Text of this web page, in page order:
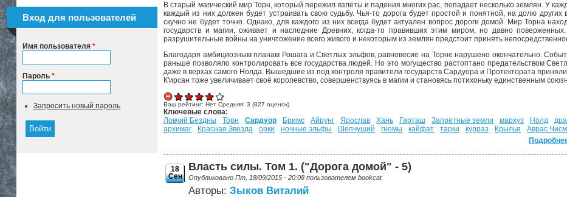
Вход для пользователей
Имя пользователя *
Пароль *
Запросить новый пароль
В старый магический мир Торн, который пережил взлёты и падения многих рас, попадает несколько землян. У
каждый из них должен будет устраивать свою судьбу. Чья-то дорога будет простой и понятной, на долю
скучно не будет точно. Однако, для каждого из них всегда будет актуален вопрос дороги домой. Мир Торна
государств и магии, оживает и наследние Древних, когда-то правивших этим миром, но давно
разрушительные войны на уничтожение всего живого и некоторым из землян предстоит принять
Благодаря амбициозным планам Рошага и Светлых эльфов, равновесие на Торне нарушено окончательно.
раньше позволяло контролировать все государства людей. Но это могущество растоптано предательством
даже в верхах самого Нолда. Вышедшие из под контроля правители государств Сардуора и Протектората
К'ирсан тоже увеличивает своё королевство, совершенствуясь в магии и становясь потихоньку единственным
Ваш рейтинг:Нет Средняя:3 (827 оценок)
Ключевые слова:
Ловчий Бездны
Торн Сардуор Бримс Айрунг Ярослав Хань Гарташ Запретные земли мархуз Нолд
архимаг
Красная Звезда орки ночные эльфы Шепчущий гномы кайфат тарки курраз Крылья Аврас
18
Сен
Власть силы. Том 1. ("Дорога домой" - 5)
Опубликовано Пт, 18/09/2015 - 20:08 пользователемbookcat
Авторы:Зыков Виталий